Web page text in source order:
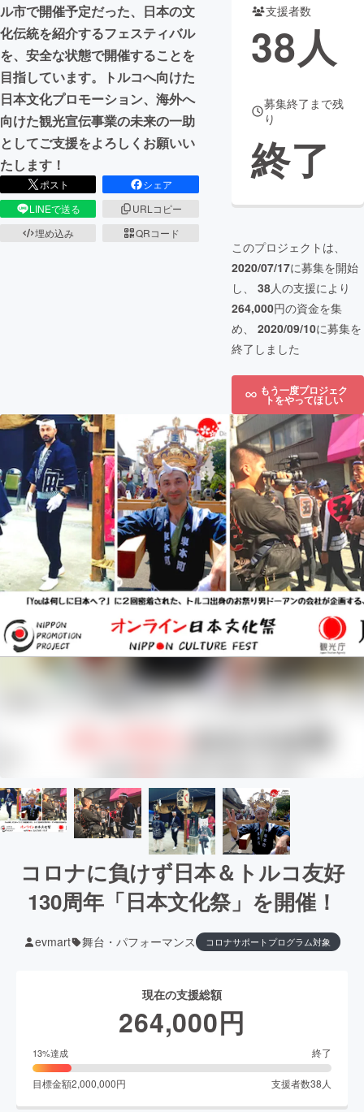
ル市で開催予定だった、日本の文
化伝統を紹介するフェスティバル
を、安全な状態で開催することを
目指しています。トルコへ向けた
日本文化プロモーション、海外へ
向けた観光宣伝事業の未来の一助
としてご支援をよろしくお願いい
たします！
ポスト
シェア
LINEで送る
URLコピー
埋め込み
QRコード
支援者数
38人
募集終了まで残
り
終了
このプロジェクトは、
2020/07/17に募集を開始
し、 38人の支援により
264,000円の資金を集
め、 2020/09/10に募集を
終了しました
もう一度プロジェク
トをやってほしい
コロナに負けず日本＆トルコ友好
130周年「日本文化祭」を開催！
evmart 舞台・パフォーマンス コロナサポートプログラム対象
現在の支援総額
264,000円
13%達成 終了
目標金額2,000,000円 支援者数38 人